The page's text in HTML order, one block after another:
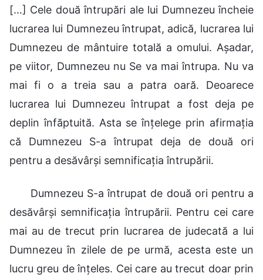
[…] Cele două întrupări ale lui Dumnezeu încheie
lucrarea lui Dumnezeu întrupat, adică, lucrarea lui
Dumnezeu de mântuire totală a omului. Așadar,
pe viitor, Dumnezeu nu Se va mai întrupa. Nu va
mai fi o a treia sau a patra oară. Deoarece
lucrarea lui Dumnezeu întrupat a fost deja pe
deplin înfăptuită. Asta se înțelege prin afirmația
că Dumnezeu S-a întrupat deja de două ori
pentru a desăvârși semnificația întrupării.
Dumnezeu S-a întrupat de două ori pentru a
desăvârși semnificația întrupării. Pentru cei care
mai au de trecut prin lucrarea de judecată a lui
Dumnezeu în zilele de pe urmă, acesta este un
lucru greu de înțeles. Cei care au trecut doar prin